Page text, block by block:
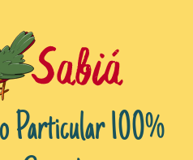
Particular 100%